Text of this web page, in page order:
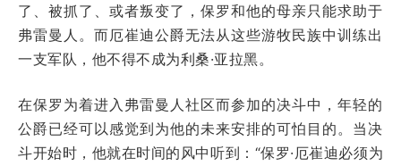
了、被抓了、或者叛变了，保罗和他的母亲只能求助于
弗雷曼人。而厄崔迪公爵无法从这些游牧民族中训练出
一支军队，他不得不成为利桑·亚拉黑。
在保罗为着进入弗雷曼人社区而参加的决斗中，年轻的
公爵已经可以感觉到为他的未来安排的可怕目的。当决
斗开始时，他就在时间的风中听到：“保罗·厄崔迪必须为